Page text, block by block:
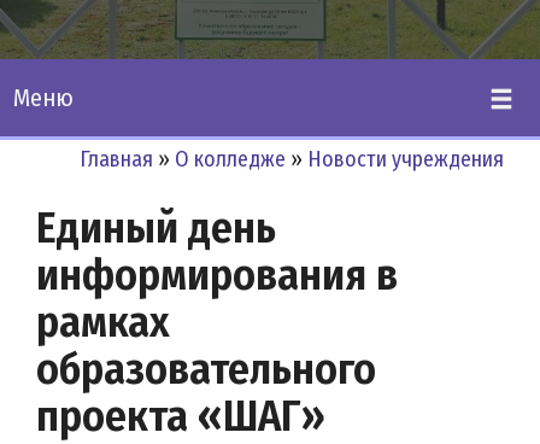
Меню
Главная » О колледже » Новости учреждения
Единый день
информирования в
рамках
образовательного
проекта «ШАГ»